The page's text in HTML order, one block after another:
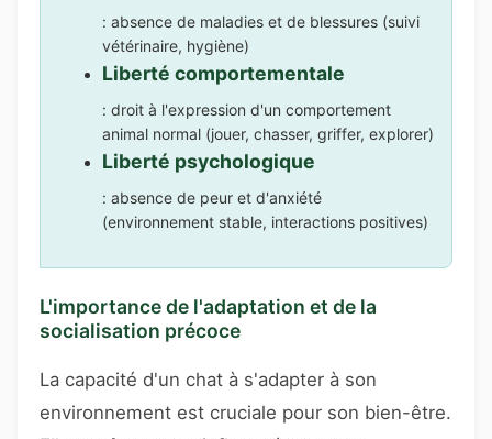
: absence de maladies et de blessures (suivi
vétérinaire, hygiène)
Liberté comportementale
: droit à l'expression d'un comportement
animal normal (jouer, chasser, griffer, explorer)
Liberté psychologique
: absence de peur et d'anxiété
(environnement stable, interactions positives)
L'importance de l'adaptation et de la
socialisation précoce
La capacité d'un chat à s'adapter à son
environnement est cruciale pour son bien-être.